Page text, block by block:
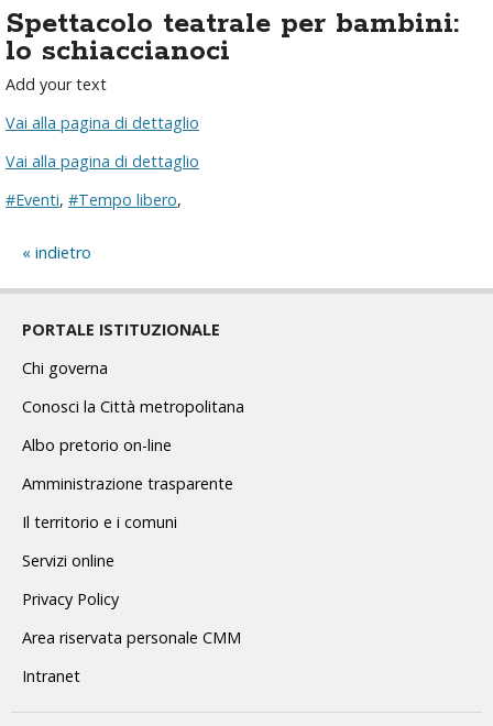
Spettacolo teatrale per bambini:
lo schiaccianoci
Add your text
Vai alla pagina di dettaglio
Vai alla pagina di dettaglio
#Eventi, #Tempo libero,
indietro
PORTALE ISTITUZIONALE
Chi governa
Conosci la Città metropolitana
Albo pretorio on-line
Amministrazione trasparente
Il territorio e i comuni
Servizi online
Privacy Policy
Area riservata personale CMM
Intranet